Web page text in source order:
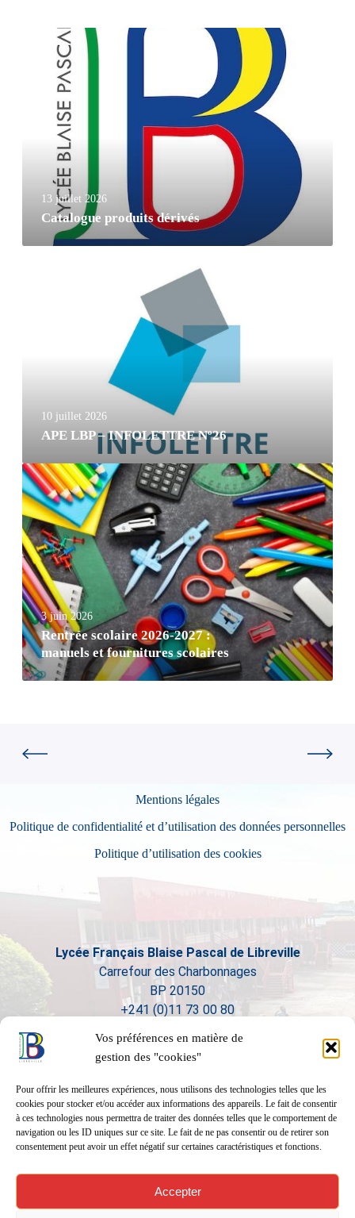
Vos préférences en matière de
gestion des "cookies"
Pour offrir les meilleures expériences, nous utilisons des technologies telles que les
cookies pour stocker et/ou accéder aux informations des appareils. Le fait de consentir
à ces technologies nous permettra de traiter des données telles que le comportement de
navigation ou les ID uniques sur ce site. Le fait de ne pas consentir ou de retirer son
consentement peut avoir un effet négatif sur certaines caractéristiques et fonctions.
Accepter
13 juillet 2026
Catalogue produits dérivés
10 juillet 2026
APE LBP – INFOLETTRE Nº26
3 juin 2026
Rentrée scolaire 2026-2027 :
manuels et fournitures scolaires
Mentions légales
Politique de confidentialité et d’utilisation des données personnelles
Politique d’utilisation des cookies
Lycée Français Blaise Pascal de Libreville
Carrefour des Charbonnages
BP 20150
+241 (0)11 73 00 80